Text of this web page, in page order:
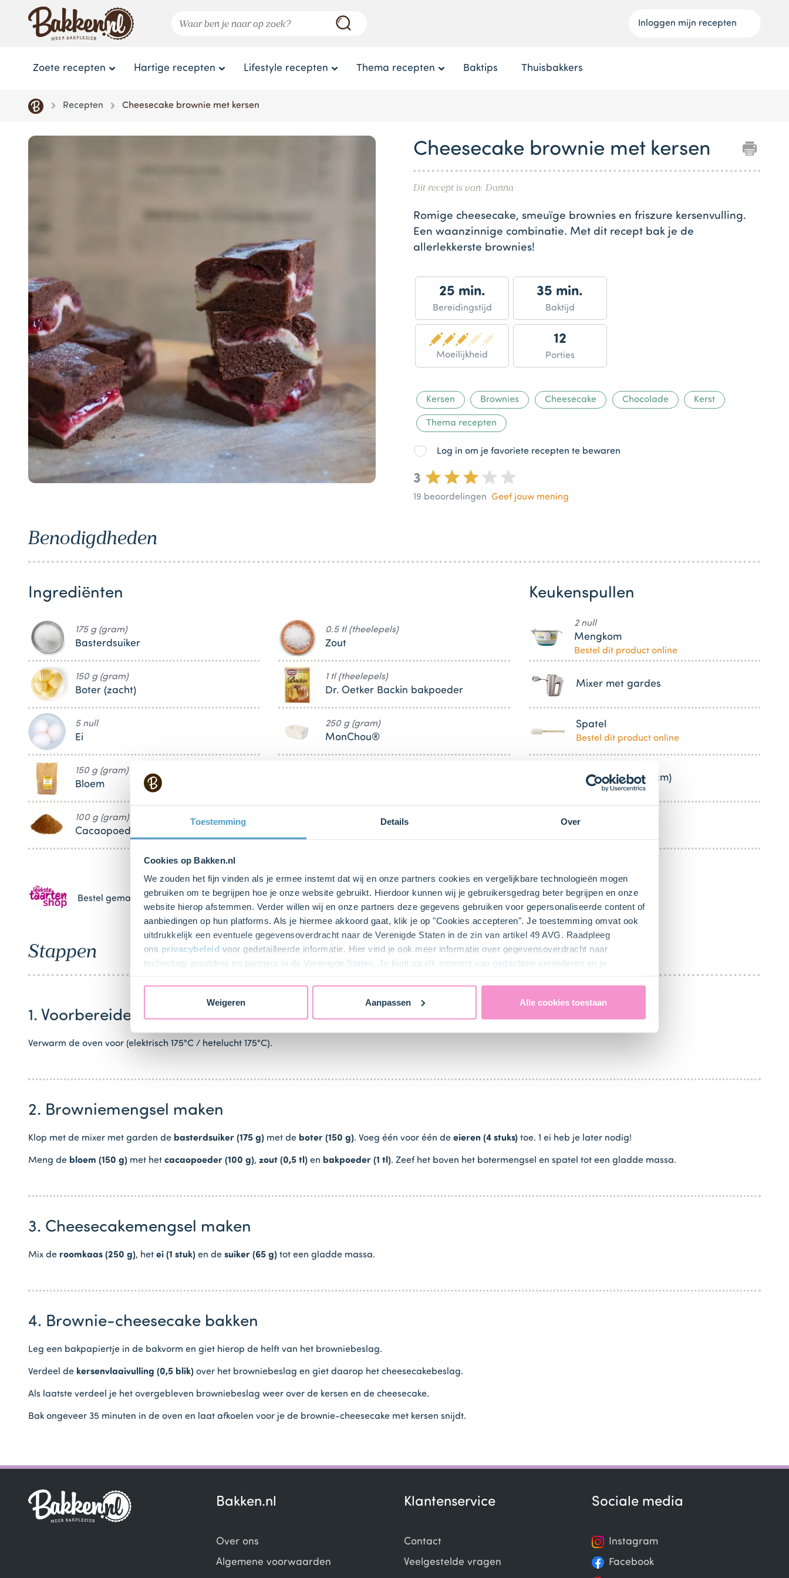
Toestemming Details Over
Cookies op Bakken.nl
We zouden het fijn vinden als je ermee instemt dat wij en onze partners cookies en vergelijkbare technologieën mogen
gebruiken om te begrijpen hoe je onze website gebruikt. Hierdoor kunnen wij je gebruikersgedrag beter begrijpen en onze
website hierop afstemmen. Verder willen wij en onze partners deze gegevens gebruiken voor gepersonaliseerde content of
aanbiedingen op hun platforms. Als je hiermee akkoord gaat, klik je op "Cookies accepteren". Je toestemming omvat ook
uitdrukkelijk een eventuele gegevensoverdracht naar de Verenigde Staten in de zin van artikel 49 AVG. Raadpleeg
ons privacybeleid voor gedetailleerde informatie. Hier vind je ook meer informatie over gegevensoverdracht naar
technology providers en partners in de Verenigde Staten. Je kunt op elk moment van gedachten veranderen en je
Weigeren Aanpassen Alle cookies toestaan
Inloggen mijn recepten
Zoete recepten Hartige recepten Lifestyle recepten Thema recepten Baktips Thuisbakkers
Recepten Cheesecake brownie met kersen
Cheesecake brownie met kersen
Dit recept is van: Danna
1
Romige cheesecake, smeuïge brownies en friszure kersenvulling.
Een waanzinnige combinatie. Met dit recept bak je de
allerlekkerste brownies!
25 min.
Bereidingstijd
35 min.
Baktijd
Moeilijkheid
12
Porties
Kersen Brownies Cheesecake Chocolade Kerst
Thema recepten
Log in om je favoriete recepten te bewaren
3
19 beoordelingen Geef jouw mening
Benodigdheden
Ingrediënten
175 g (gram)
Basterdsuiker
150 g (gram)
Boter (zacht)
5 null
Ei
150 g (gram)
Bloem
100 g (gram)
Cacaopoeder
0.5 tl (theelepels)
Zout
1 tl (theelepels)
Dr. Oetker Backin bakpoeder
250 g (gram)
MonChou®
Keukenspullen
2 null
Mengkom
Bestel dit product online
Mixer met gardes
Spatel
Bestel dit product online
Bakvorm (20 x 20 cm)
Bakpapier
Bestel gemakkelijk en snel je bakproducten bij ons zusjeDeLeuksteTaartenshop.
Stappen
1. Voorbereiden
Verwarm de oven voor (elektrisch 175°C / hetelucht 175°C).
2. Browniemengsel maken
Klop met de mixer met garden de basterdsuiker (175 g) met de boter (150 g). Voeg één voor één de eieren (4 stuks) toe. 1 ei heb je later nodig!
Meng de bloem (150 g) met het cacaopoeder (100 g), zout (0,5 tl) en bakpoeder (1 tl). Zeef het boven het botermengsel en spatel tot een gladde massa.
3. Cheesecakemengsel maken
Mix de roomkaas (250 g), het ei (1 stuk) en de suiker (65 g) tot een gladde massa.
4. Brownie-cheesecake bakken
Leg een bakpapiertje in de bakvorm en giet hierop de helft van het browniebeslag.
Verdeel de kersenvlaaivulling (0,5 blik) over het browniebeslag en giet daarop het cheesecakebeslag.
Als laatste verdeel je het overgebleven browniebeslag weer over de kersen en de cheesecake.
Bak ongeveer 35 minuten in de oven en laat afkoelen voor je de brownie-cheesecake met kersen snijdt.
Bakken.nl
Over ons
Algemene voorwaarden
Klantenservice
Contact
Veelgestelde vragen
Sociale media
Instagram
Facebook